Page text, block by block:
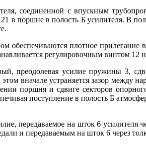
соединенной с впускным
в поршне в полость Б усилителя. В
обеспечиваются плотное
регулировочным винтом 12
преодолевая усилие пружины 3,
вначале устраняется зазор между
поршня и сдвиге секторов
поступление в полость Б
передаваемое на шток 6
и передаваемым на шток 6 через